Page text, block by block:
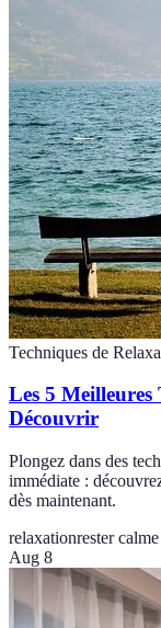
Techniques de
Les 5 Meilleures
Découvrir
Plongez dans des
immédiate :
dès maintenant.
relaxationrester calme
Aug 8